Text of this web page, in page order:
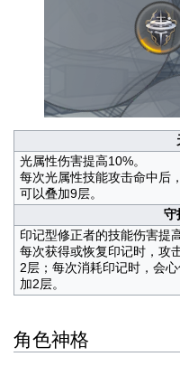
光属性伤害提高10%。
每次光属性技能攻击命中后
可以叠加9层。
守
印记型修正者的技能伤害提
每次获得或恢复印记时，攻
2层；每次消耗印记时，会
加2层。
角色神格